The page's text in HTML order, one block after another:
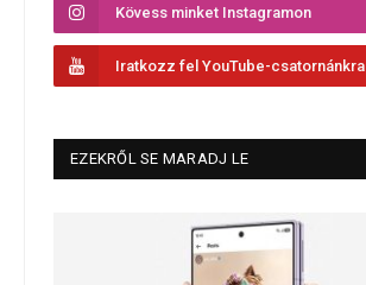
Kövess minket Instagramon
Iratkozz fel YouTube-csatornánkra
EZEKRŐL SE MARADJ LE